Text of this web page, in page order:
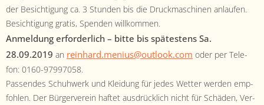
der Besich­ti­gung ca. 3 Stun­den bis die Druck­maschi­nen anlaufen.
Besich­ti­gung gratis, Spenden willkom­men.
Anmel­dung erforder­lich – bitte bis spätestens Sa.
28.09.2019 an reinhard.menius@outlook.com oder per Tele­
fon: 0160-97997058.
Passendes Schuh­w­erk und Klei­dung für jedes Wet­ter wer­den emp­
fohlen. Der Bürg­ervere­in haftet aus­drück­lich nicht für Schä­den, Ver­